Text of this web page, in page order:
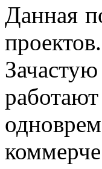
Данная
проектов.